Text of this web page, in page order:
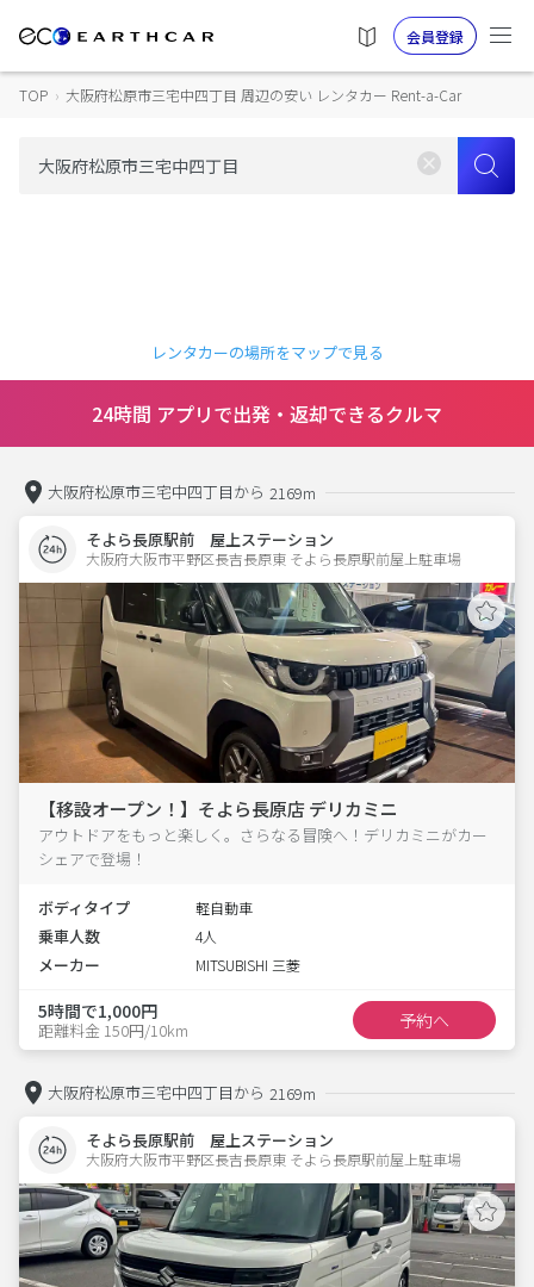
会員登録
TOP › 大阪府松原市三宅中四丁目 周辺の安い レンタカー Rent-a-Car
レンタカーの場所をマップで見る
24時間 アプリで出発・返却できるクルマ
大阪府松原市三宅中四丁目から 2169m
そよら長原駅前 屋上ステーション
大阪府大阪市平野区長吉長原東 そよら長原駅前屋上駐車場
【移設オープン！】そよら長原店 デリカミニ
アウトドアをもっと楽しく。さらなる冒険へ！デリカミニがカー
シェアで登場！
ボディタイプ 軽自動車
乗車人数 4人
メーカー MITSUBISHI 三菱
5時間で1,000円
距離料金 150円/10km 予約へ
大阪府松原市三宅中四丁目から 2169m
そよら長原駅前 屋上ステーション
大阪府大阪市平野区長吉長原東 そよら長原駅前屋上駐車場